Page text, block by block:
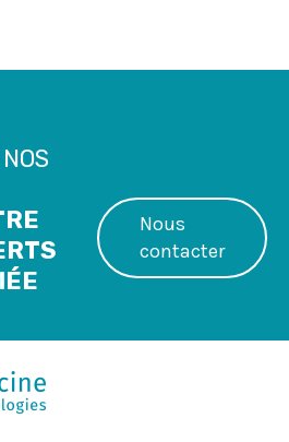
Nous
contacter